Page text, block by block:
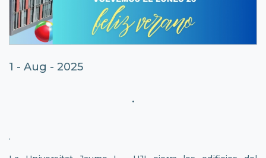
1 - Aug - 2025
.
.